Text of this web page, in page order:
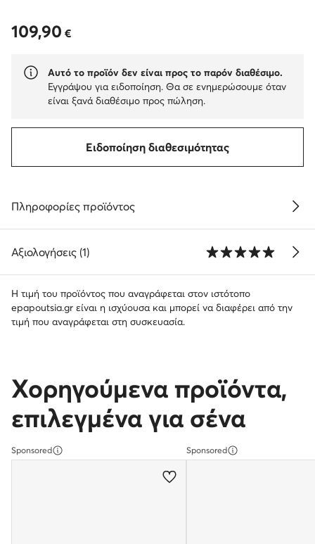
109,90 €
109,90 €
Αυτό το προϊόν δεν είναι προς το παρόν διαθέσιμο.
Εγγράψου για ειδοποίηση. Θα σε ενημερώσουμε όταν
είναι ξανά διαθέσιμο προς πώληση.
Ειδοποίηση διαθεσιμότητας
Πληροφορίες προϊόντος
Αξιολογήσεις (1)
Η τιμή του προϊόντος που αναγράφεται στον ιστότοπο
epapoutsia.gr είναι η ισχύουσα και μπορεί να διαφέρει από την
τιμή που αναγράφεται στη συσκευασία.
Χορηγούμενα προϊόντα,
επιλεγμένα για σένα
Sponsored Sponsored